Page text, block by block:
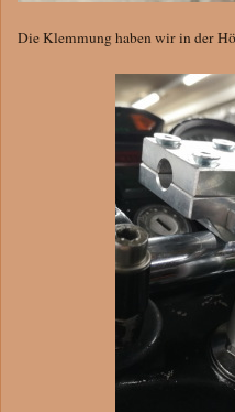
Die Klemmung haben wir in der